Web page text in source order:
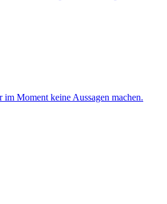
Moment keine Aussagen machen.